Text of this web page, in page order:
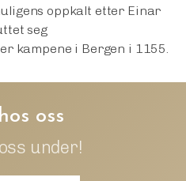
oppkalt etter Einar
seg
kampene i Bergen i 1155.
oss
under!